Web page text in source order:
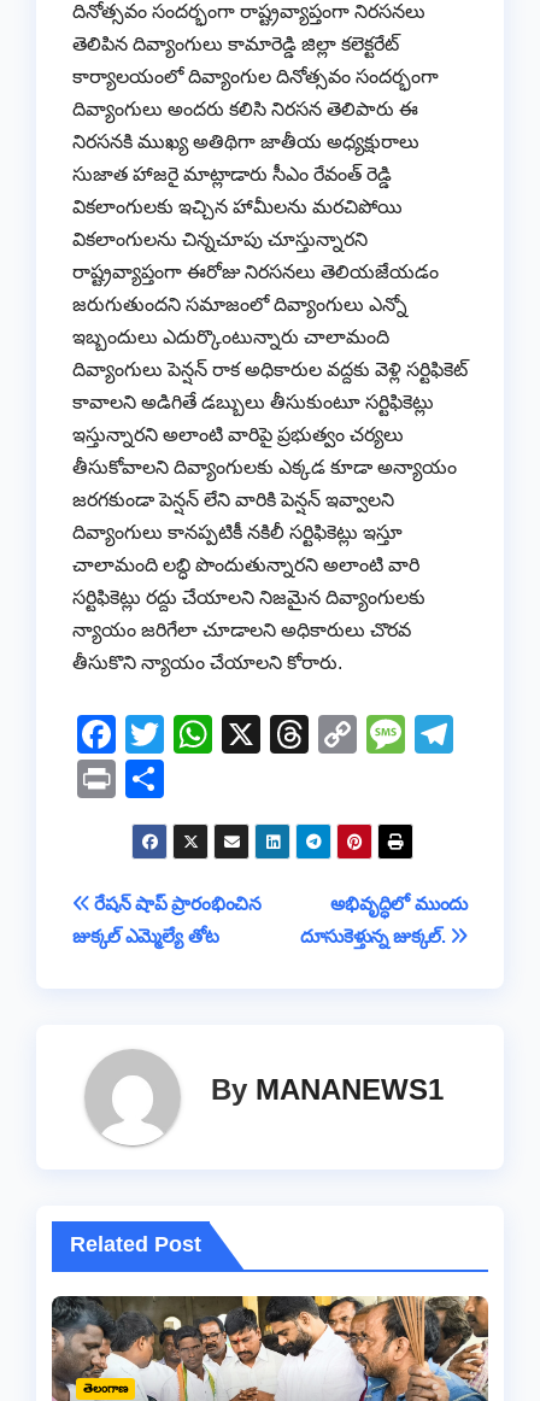
దినోత్సవం సందర్భంగా రాష్ట్రవ్యాప్తంగా నిరసనలు
తెలిపిన దివ్యాంగులు కామారెడ్డి జిల్లా కలెక్టరేట్
కార్యాలయంలో దివ్యాంగుల దినోత్సవం సందర్భంగా
దివ్యాంగులు అందరు కలిసి నిరసన తెలిపారు ఈ
నిరసనకి ముఖ్య అతిథిగా జాతీయ అధ్యక్షురాలు
సుజాత హాజరై మాట్లాడారు సీఎం రేవంత్ రెడ్డి
వికలాంగులకు ఇచ్చిన హామీలను మరచిపోయి
వికలాంగులను చిన్నచూపు చూస్తున్నారని
రాష్ట్రవ్యాప్తంగా ఈరోజు నిరసనలు తెలియజేయడం
జరుగుతుందని సమాజంలో దివ్యాంగులు ఎన్నో
ఇబ్బందులు ఎదుర్కొంటున్నారు చాలామంది
దివ్యాంగులు పెన్షన్ రాక అధికారుల వద్దకు వెళ్లి సర్టిఫికెట్
కావాలని అడిగితే డబ్బులు తీసుకుంటూ సర్టిఫికెట్లు
ఇస్తున్నారని అలాంటి వారిపై ప్రభుత్వం చర్యలు
తీసుకోవాలని దివ్యాంగులకు ఎక్కడ కూడా అన్యాయం
జరగకుండా పెన్షన్ లేని వారికి పెన్షన్ ఇవ్వాలని
దివ్యాంగులు కానప్పటికీ నకిలీ సర్టిఫికెట్లు ఇస్తూ
చాలామంది లబ్ధి పొందుతున్నారని అలాంటి వారి
సర్టిఫికెట్లు రద్దు చేయాలని నిజమైన దివ్యాంగులకు
న్యాయం జరిగేలా చూడాలని అధికారులు చొరవ
తీసుకొని న్యాయం చేయాలని కోరారు.
F
a
c
e
b
o
T
er
W
s
A
p
X
T
a
s
C
y
Li
n
M
a
g
e
a
m
Pr
in h
ar
e
Post
navigation
అభివృద్ధిలో ముందు
దూసుకెళ్తున్న జుక్కల్.
రేషన్ షాప్ ప్రారంభించిన
జుక్కల్ ఎమ్మెల్యే తోట
By MANANEWS1
Related Post
తెలంగాణ